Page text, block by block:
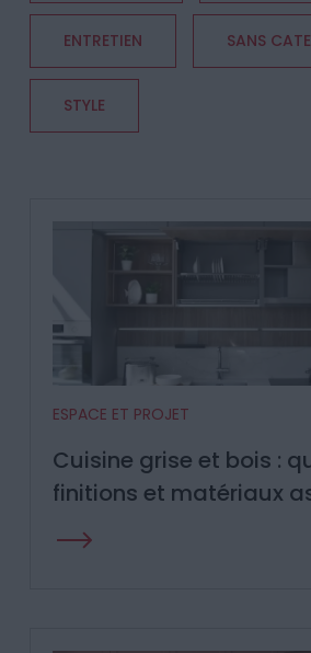
ENTRETIEN SANS
STYLE
ESPACE ET PROJET
Cuisine grise et bois :
finitions et matériaux